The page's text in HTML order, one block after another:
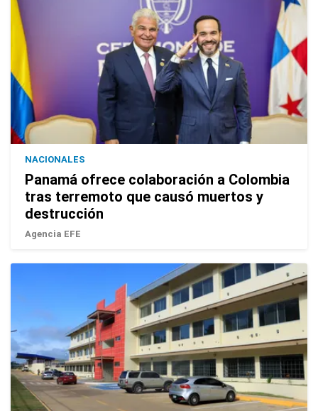
NACIONALES
Panamá ofrece colaboración a Colombia
tras terremoto que causó muertos y
destrucción
Agencia EFE